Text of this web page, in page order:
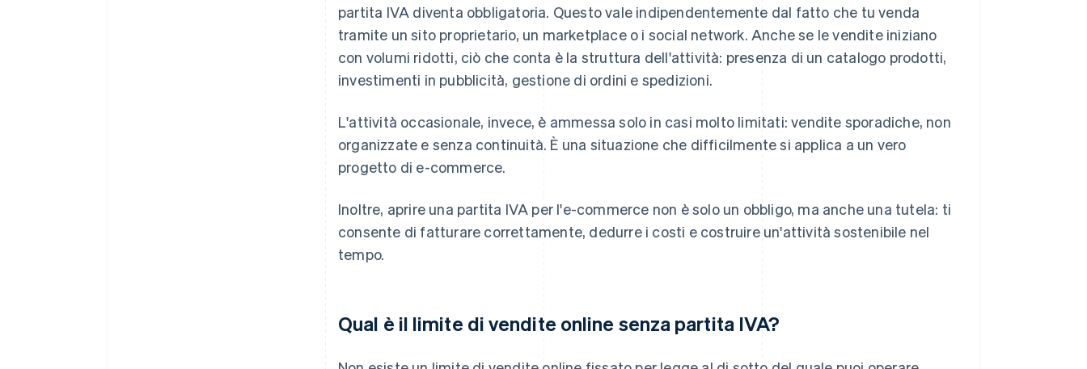
partita IVA diventa obbligatoria. Questo vale indipendentemente dal fatto che tu venda
tramite un sito proprietario, un marketplace o i social network. Anche se le vendite iniziano
con volumi ridotti, ciò che conta è la struttura dell'attività: presenza di un catalogo prodotti,
investimenti in pubblicità, gestione di ordini e spedizioni.
L'attività occasionale, invece, è ammessa solo in casi molto limitati: vendite sporadiche, non
organizzate e senza continuità. È una situazione che difficilmente si applica a un vero
progetto di e-commerce.
Inoltre, aprire una partita IVA per l'e-commerce non è solo un obbligo, ma anche una tutela: ti
consente di fatturare correttamente, dedurre i costi e costruire un'attività sostenibile nel
tempo.
Qual è il limite di vendite online senza partita IVA?